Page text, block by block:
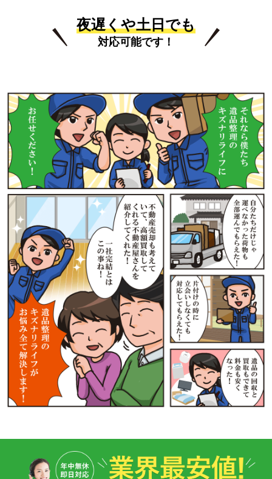
夜遅くや土日でも
対応可能です！